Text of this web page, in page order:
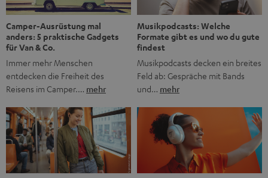
Jugendmarke: Wie die BRAVO ihren Ton fand Als die […]
Camper-Ausrüstung mal
anders: 5 praktische Gadgets
für Van & Co.
Immer mehr Menschen
entdecken die Freiheit des
Reisens im Camper.… mehr
Musikpodcasts: Welche
Formate gibt es und wo du gute
findest
Musikpodcasts decken ein breites
Feld ab: Gespräche mit Bands
und… mehr